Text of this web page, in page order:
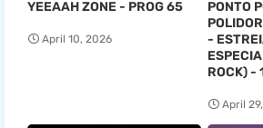
YEEAAH ZONE - PROG 65
April 10, 2026
PONTO
-
ROCK)
April